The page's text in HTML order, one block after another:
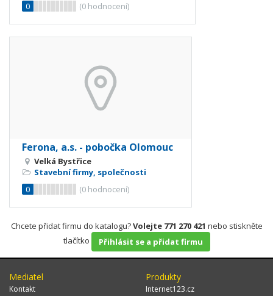
0
(0 hodnocení)
Ferona, a.s. - pobočka Olomouc
Velká Bystřice
Stavební firmy, společnosti
0
(0 hodnocení)
Chcete přidat firmu do katalogu?Volejte 771 270 421 nebo stiskněte
tlačítko
Přihlásit se a přidat firmu
Mediatel
Kontakt
Produkty
Internet123.cz